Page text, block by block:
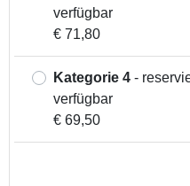
verfügbar
€ 71,80
Kategorie 4 -
verfügbar
€ 69,50